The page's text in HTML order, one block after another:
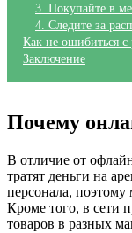
3. Покупайте в
4. Следите за
Как не ошибиться
Заключение
Почему
В отличие от
тратят деньги на
персонала, поэтому
Кроме того, в сети
товаров в разных